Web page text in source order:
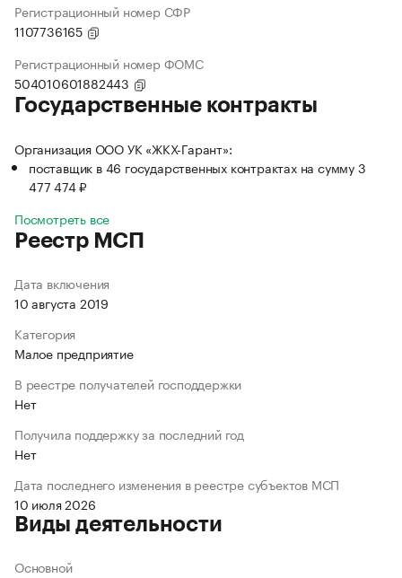
Регистрационный номер СФР
1107736165
Регистрационный номер ФОМС
504010601882443
Государственные контракты
Организация ООО УК «ЖКХ-Гарант»:
поставщик в 46 государственных контрактах на сумму 3
477 474 ₽
Посмотреть все
Реестр МСП
Дата включения
10 августа 2019
Категория
Малое предприятие
В реестре получателей господдержки
Нет
Получила поддержку за последний год
Нет
Дата последнего изменения в реестре субъектов МСП
10 июля 2026
Виды деятельности
Основной